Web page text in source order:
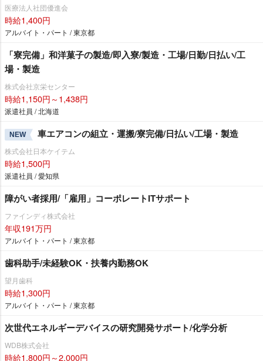
医療法人社団優進会
時給1,400円
アルバイト・パート / 東京都
「寮完備」和洋菓子の製造/即入寮/製造・工場/日勤/日払い/工
場・製造
株式会社京栄センター
時給1,150円～1,438円
派遣社員 / 北海道
NEW 車エアコンの組立・運搬/寮完備/日払い/工場・製造
株式会社日本ケイテム
時給1,500円
派遣社員 / 愛知県
障がい者採用/「雇用」コーポレートITサポート
ファインディ株式会社
年収191万円
アルバイト・パート / 東京都
歯科助手/未経験OK・扶養内勤務OK
望月歯科
時給1,300円
アルバイト・パート / 東京都
次世代エネルギーデバイスの研究開発サポート/化学分析
WDB株式会社
時給1,800円～2,000円